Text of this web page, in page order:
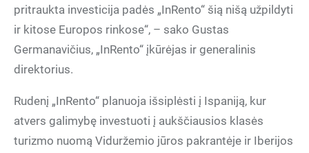
pritraukta investicija padės „InRento“ šią nišą užpildyti
ir kitose Europos rinkose“, – sako Gustas
Germanavičius, „InRento“ įkūrėjas ir generalinis
direktorius.
Rudenį „InRento“ planuoja išsiplėsti į Ispaniją, kur
atvers galimybę investuoti į aukščiausios klasės
turizmo nuomą Viduržemio jūros pakrantėje ir Iberijos